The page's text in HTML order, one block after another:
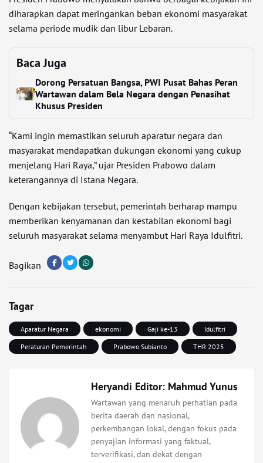
diharapkan dapat meringankan beban ekonomi masyarakat
selama periode mudik dan libur Lebaran.
Baca Juga
Dorong Persatuan Bangsa, PWI Pusat Bahas Peran
Wartawan dalam Bela Negara dengan Penasihat
Khusus Presiden
“Kami ingin memastikan seluruh aparatur negara dan
masyarakat mendapatkan dukungan ekonomi yang cukup
menjelang Hari Raya,” ujar Presiden Prabowo dalam
keterangannya di Istana Negara.
Dengan kebijakan tersebut, pemerintah berharap mampu
memberikan kenyamanan dan kestabilan ekonomi bagi
seluruh masyarakat selama menyambut Hari Raya Idulfitri.
Bagikan
Tagar
Aparatur Negara ekonomi Gaji ke-13
Idulfitri
Peraturan Pemerintah
Prabowo Subianto THR 2025
Heryandi Editor: Mahmud Yunus
Wartawan yang menaruh perhatian pada
berita daerah dan nasional,
perkembangan lokal, dengan fokus pada
penyajian informasi yang faktual,
terverifikasi, dan dekat dengan